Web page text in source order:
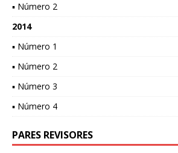
▪ Número 2
2014
▪ Número 1
▪ Número 2
▪ Número 3
▪ Número 4
PARES REVISORES